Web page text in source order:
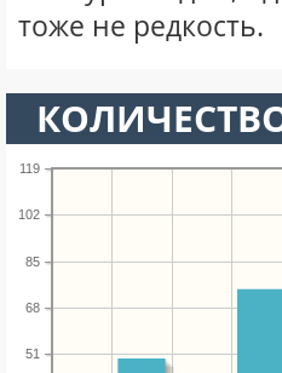
тоже не редкость.
51
68
85
102
119